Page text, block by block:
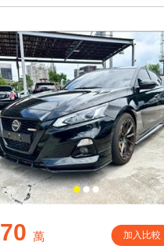
70 萬 加入比較